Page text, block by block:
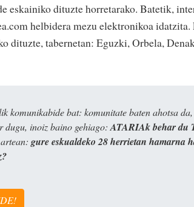
eskainiko dituzte horretarako. Batetik,
helbidera mezu elektronikoa
dituzte, tabernetan: Eguzki, Orbela,
komunikabide bat: komunitate baten ahotsa
dugu, inoiz baino gehiago:ATARIAk behar du
gure eskualdeko 28 herrietan hamarna